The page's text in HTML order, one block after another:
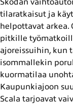
tilaratkaisut ja
helpottavat arkea.
pitkille
ajoreissuihin, kun
isommallekin
kuormatilaa
Kaupunkiajoon
Scala tarjoavat